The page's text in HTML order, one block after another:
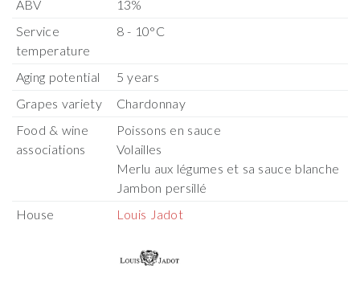
ABV
13%
Service
temperature
8 - 10°C
Aging potential
5 years
Grapes variety
Chardonnay
Food & wine
associations
Poissons en sauce
Volailles
Merlu aux légumes et sa sauce blanche
Jambon persillé
House
Louis Jadot